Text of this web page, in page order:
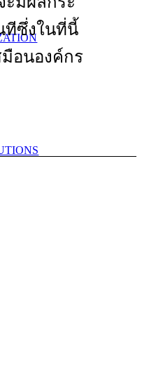
ทีซึ่งในที่นี้
มือนองค์กร